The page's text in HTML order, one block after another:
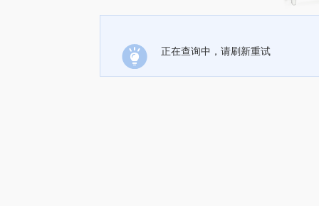
正在查询中，请刷新重试